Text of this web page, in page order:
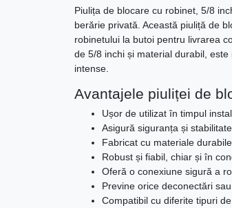
Piulița de blocare cu robinet, 5/8
berărie privată. Această piuliță de
robinetului la butoi pentru livrarea
de 5/8 inchi și material durabil,
intense.
Avantajele piuliței de
Ușor de utilizat în timpul
Asigură siguranța și
Fabricat cu materiale
Robust și fiabil, chiar și în
Oferă o conexiune sigură a
Previne orice deconectări
Compatibil cu diferite tipuri